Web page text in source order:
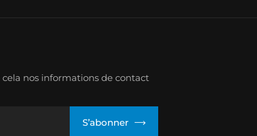
nos informations de contact
S’abonner